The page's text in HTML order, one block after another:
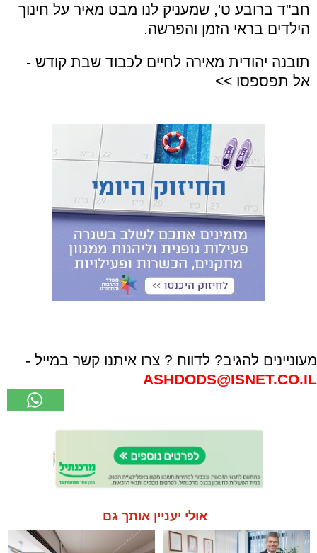
חב"ד ברובע ט', שמעניק לנו מבט מאיר על חינוך
הילדים בראי הזמן והפרשה.
תובנה יהודית מאירה לחיים לכבוד שבת קודש -
אל תפספסו >>
מעוניינים להגיב? לדווח ? צרו איתנו קשר במייל -
ASHDODS@ISNET.CO.IL
אולי יעניין אותך גם